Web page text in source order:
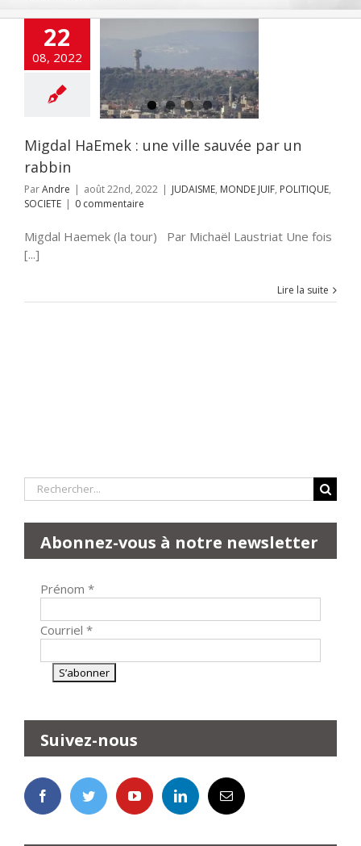
22
08, 2022
: une
par un
MONDE JUIF
Migdal HaEmek : une ville sauvée par un
rabbin
ParAndre | août 22nd, 2022 | JUDAISME, MONDE JUIF, POLITIQUE,
SOCIETE | 0 commentaire
Migdal Haemek (la tour) Par Michaël Laustriat Une fois
[...]
Lire la suite
Rechercher:
Abonnez-vous à notre newsletter
Prénom *
Courriel *
Suivez-nous